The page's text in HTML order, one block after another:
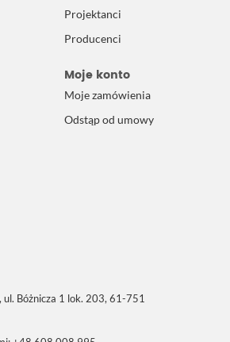
Projektanci
Producenci
Moje konto
Moje zamówienia
Odstąp od umowy
ul. Bóżnicza 1 lok. 203, 61-751